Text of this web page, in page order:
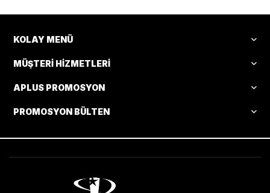
KOLAY MENÜ
MÜŞTERI HIZMETLERI
APLUS PROMOSYON
PROMOSYON BÜLTEN